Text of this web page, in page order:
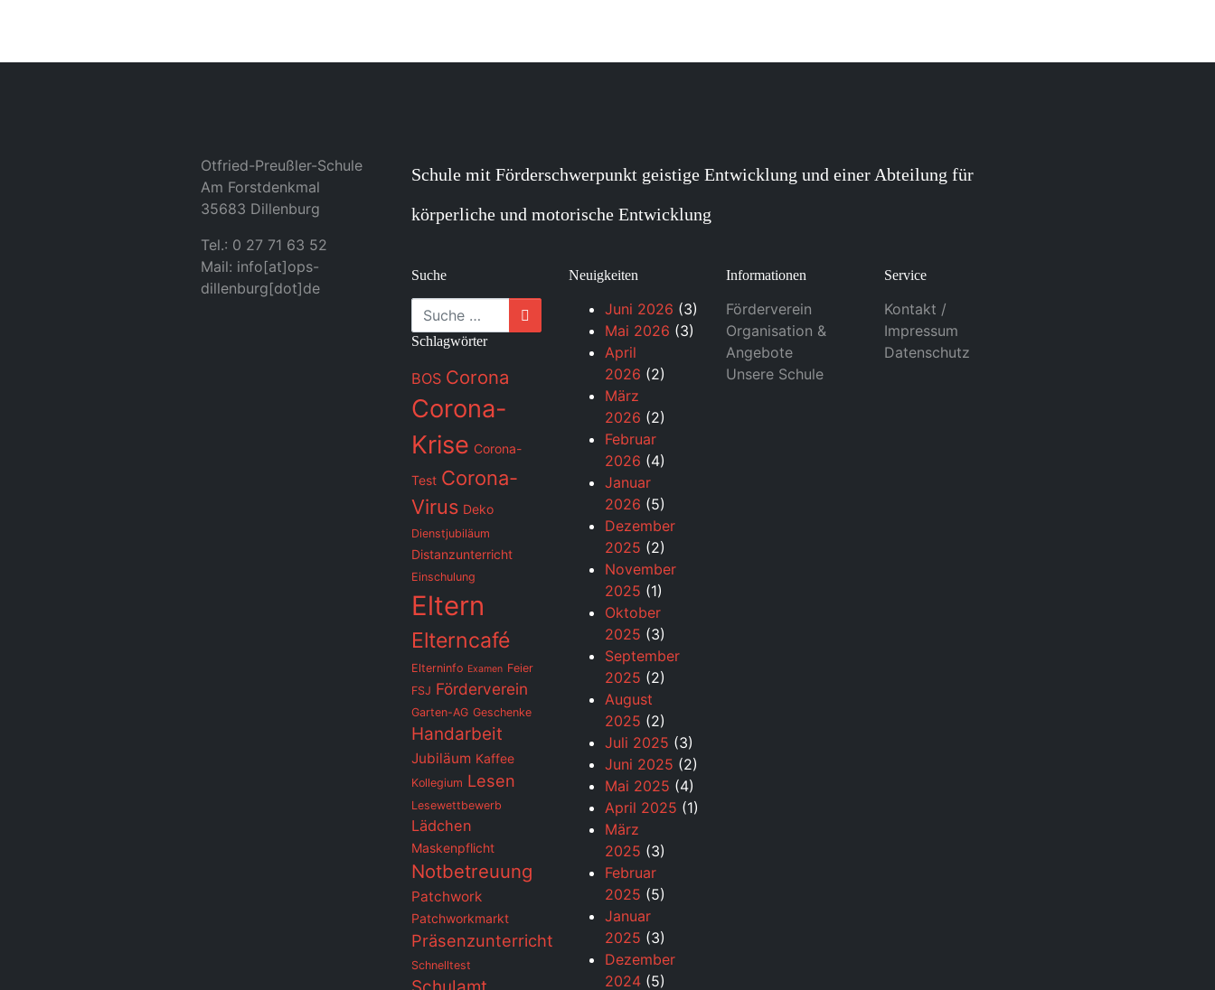
Otfried-Preußler-Schule
Am Forstdenkmal
35683 Dillenburg
Tel.: 0 27 71 63 52
Mail: info[at]ops-
dillenburg[dot]de
Schule mit Förderschwerpunkt geistige Entwicklung und einer Abteilung für
körperliche und motorische Entwicklung
Suche
Suche
Schlagwörter
BOS Corona
Corona-
Krise Corona-
Test Corona-
Virus Deko
Dienstjubiläum
Distanzunterricht
Einschulung
Eltern
Elterncafé
Elterninfo Examen Feier
FSJ Förderverein
Garten-AG Geschenke
Handarbeit
Jubiläum Kaffee
Kollegium Lesen
Lesewettbewerb
Lädchen
Maskenpflicht
Notbetreuung
Patchwork
Patchworkmarkt
Präsenzunterricht
Schnelltest
Neuigkeiten
Juni 2026 (3)
Mai 2026 (3)
April
2026 (2)
März
2026 (2)
Februar
2026 (4)
Januar
2026 (5)
Dezember
2025 (2)
November
2025 (1)
Oktober
2025 (3)
September
2025 (2)
August
2025 (2)
Juli 2025 (3)
Juni 2025 (2)
Mai 2025 (4)
April 2025 (1)
März
2025 (3)
Februar
2025 (5)
Januar
2025 (3)
Dezember
2024(5)
Informationen
Förderverein
Organisation &
Angebote
Unsere Schule
Service
Kontakt /
Impressum
Datenschutz